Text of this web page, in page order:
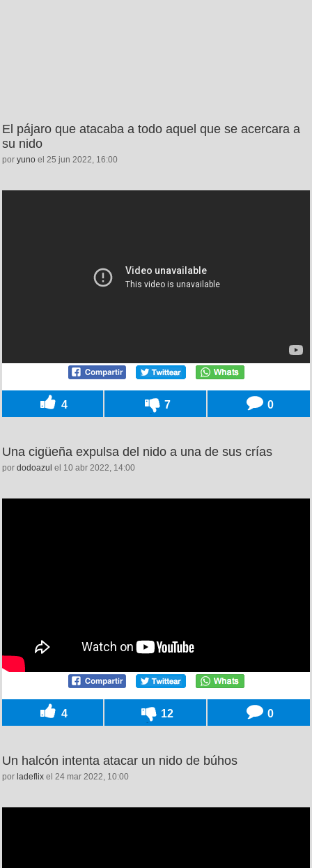
El pájaro que atacaba a todo aquel que se acercara a
su nido
por yuno el 25 jun 2022, 16:00
4 7 0
Una cigüeña expulsa del nido a una de sus crías
por dodoazul el 10 abr 2022, 14:00
4 12 0
Un halcón intenta atacar un nido de búhos
por ladeflix el 24 mar 2022, 10:00